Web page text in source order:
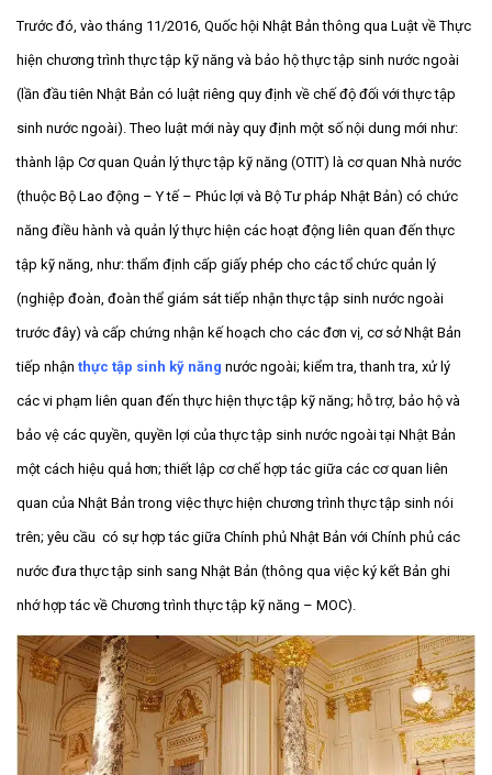
Trước đó, vào tháng 11/2016, Quốc hội Nhật Bản thông qua Luật về Thực
hiện chương trình thực tập kỹ năng và bảo hộ thực tập sinh nước ngoài
(lần đầu tiên Nhật Bản có luật riêng quy định về chế độ đối với thực tập
sinh nước ngoài). Theo luật mới này quy định một số nội dung mới như:
thành lập Cơ quan Quản lý thực tập kỹ năng (OTIT) là cơ quan Nhà nước
(thuộc Bộ Lao động – Y tế – Phúc lợi và Bộ Tư pháp Nhật Bản) có chức
năng điều hành và quản lý thực hiện các hoạt động liên quan đến thực
tập kỹ năng, như: thẩm định cấp giấy phép cho các tổ chức quản lý
(nghiệp đoàn, đoàn thể giám sát tiếp nhận thực tập sinh nước ngoài
trước đây) và cấp chứng nhận kế hoạch cho các đơn vị, cơ sở Nhật Bản
tiếp nhận thực tập sinh kỹ năng nước ngoài; kiểm tra, thanh tra, xử lý
các vi phạm liên quan đến thực hiện thực tập kỹ năng; hỗ trợ, bảo hộ và
bảo vệ các quyền, quyền lợi của thực tập sinh nước ngoài tại Nhật Bản
một cách hiệu quả hơn; thiết lập cơ chế hợp tác giữa các cơ quan liên
quan của Nhật Bản trong việc thực hiện chương trình thực tập sinh nói
trên; yêu cầu có sự hợp tác giữa Chính phủ Nhật Bản với Chính phủ các
nước đưa thực tập sinh sang Nhật Bản (thông qua việc ký kết Bản ghi
nhớ hợp tác về Chương trình thực tập kỹ năng – MOC).